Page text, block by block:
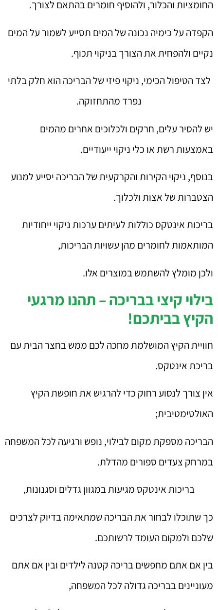
החומציות והכלור, ולהוסיף חומרים בהתאם לצורך.
הקפדה על כימיה נכונה של המים תסייע לשמור על המים
נקיים ולהפחית את הצורך בניקוי תכוף.
לצד הטיפול הכימי, ניקוי פיזי של הבריכה הוא חלק בלתי
נפרד מהתחזוקה.
יש להסיר עלים, חרקים ולכלוכים אחרים מהמים
באמצעות רשת או כלי ניקוי ייעודיים.
בנוסף, ניקוי הקירות והקרקעית של הבריכה יסייע למנוע
הצטברות של אצות ולכלוך.
בריכות אינטקס כוללות לעיתים ערכות ניקוי ייחודיות
המותאמות לחומרים מהן עשויות הבריכות,
ולכן מומלץ להשתמש במוצרים אלו.
בילוי קיצי בבריכה – תהנו מרגעי
הקיץ בביתכם!
חוויית הקיץ המושלמת מחכה לכם ממש בחצר הבית עם
בריכת אינטקס.
אין צורך לנסוע רחוק כדי להרגיש את חופשת הקיץ
האולטימטיבית;
הבריכה מספקת מקום לבילוי, נופש ורגיעה לכל המשפחה
במרחק צעדים ספורים מהדלת.
בריכות אינטקס מגיעות במגוון גדלים וסגנונות,
כך שתוכלו לבחור את הבריכה שמתאימה בדיוק לצרכים
שלכם ולמקום העומד לרשותכם.
בין אם אתם מחפשים בריכה קטנה לילדים ובין אם אתם
מעוניינים בבריכה גדולה לכל המשפחה,